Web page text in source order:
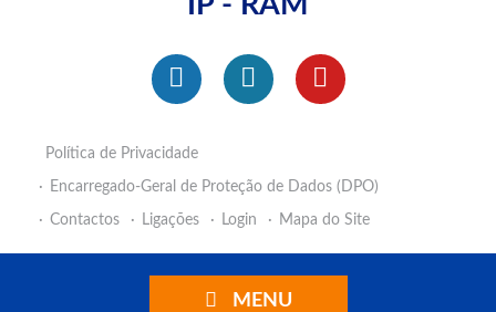
Política de Privacidade
Encarregado-Geral de Proteção de Dados (DPO)
Contactos
Ligações Login Mapa do Site
MENU